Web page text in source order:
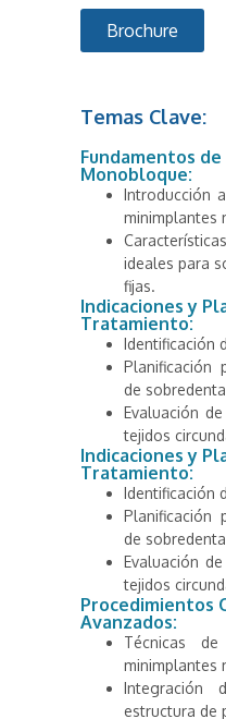
Brochure
Temas Clave:
Fundamentos
Monobloque:
Introducción
minimplantes
ideales para
fijas.
Indicaciones y
Tratamiento:
Identificación
Planificación
de
Evaluación
tejidos
Indicaciones y
Tratamiento:
Identificación
Planificación
de
Evaluación
tejidos
Procedimientos
Avanzados:
Técnicas
minimplantes
Integración
estructura de